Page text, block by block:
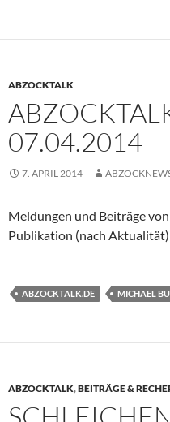
ABZOCKTALK
07.04.2014
7. APRIL 2014
Meldungen und Beiträge
Publikation (nach
ABZOCKTALK.DE MICHAEL
ABZOCKTALK,BEITRÄGE &